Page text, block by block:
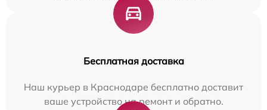
Бесплатная доставка
Наш курьер в Краснодаре бесплатно доставит
ваше устройство на ремонт и обратно.